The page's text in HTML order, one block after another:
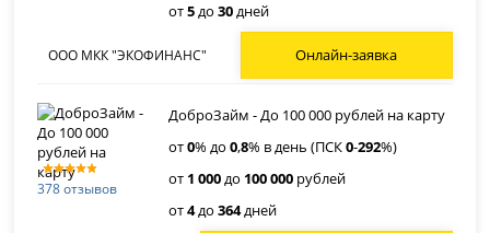
от5до30дней
ООО МКК "ЭКОФИНАНС" Онлайн-заявка
378 отзывов
ДоброЗайм - До 100 000 рублей на карту
от0% до0,8% в день (ПСК0-292%)
от 1 000до 100 000 рублей
от4до364дней